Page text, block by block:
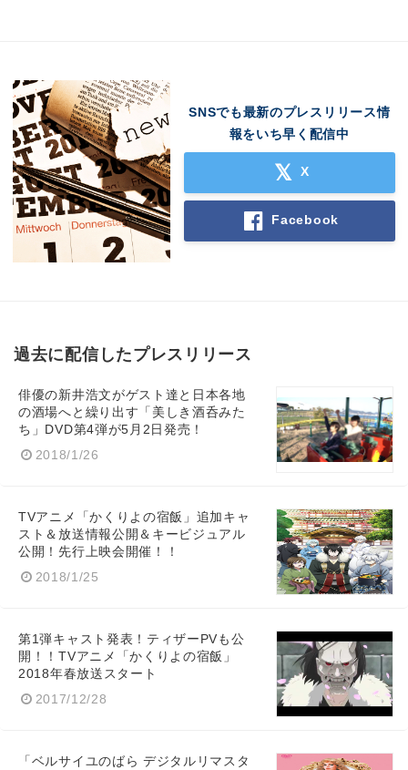
SNSでも最新のプレスリリース情
報をいち早く配信中
X
Facebook
過去に配信したプレスリリース
俳優の新井浩文がゲスト達と日本各地
の酒場へと繰り出す「美しき酒呑みた
ち」DVD第4弾が5月2日発売！
2018/1/26
TVアニメ「かくりよの宿飯」追加キャ
スト＆放送情報公開＆キービジュアル
公開！先行上映会開催！！
2018/1/25
第1弾キャスト発表！ティザーPVも公
開！！TVアニメ「かくりよの宿飯」
2018年春放送スタート
2017/12/28
「ベルサイユのばら デジタルリマスタ